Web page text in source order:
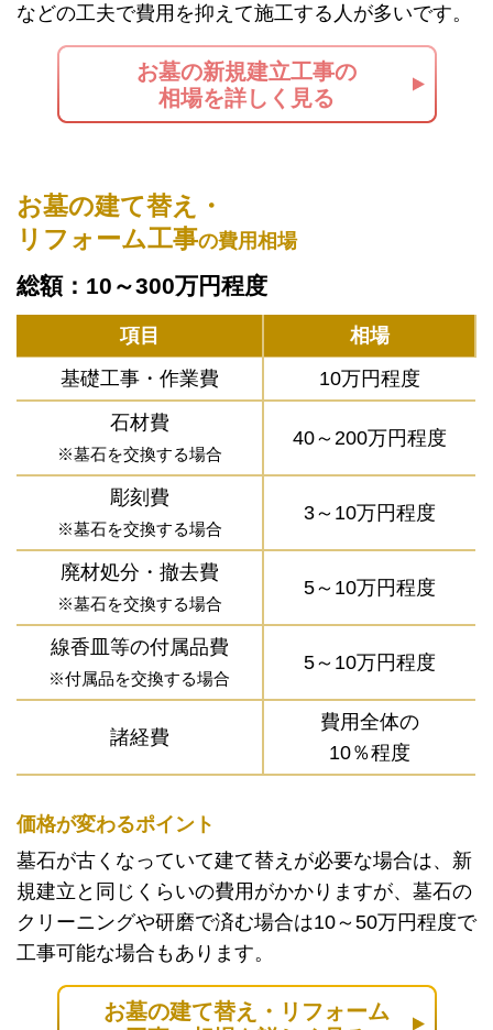
などの工夫で費用を抑えて施工する人が多いです。
お墓の新規建立工事の
相場を詳しく見る
お墓の建て替え・
リフォーム工事の費用相場
総額：10～300万円程度
項目
相場
基礎工事・作業費
10万円程度
石材費
※墓石を交換する場合
40～200万円程度
彫刻費
※墓石を交換する場合
3～10万円程度
廃材処分・撤去費
※墓石を交換する場合
5～10万円程度
線香皿等の付属品費
※付属品を交換する場合
5～10万円程度
諸経費
費用全体の
10％程度
価格が変わるポイント
墓石が古くなっていて建て替えが必要な場合は、新
規建立と同じくらいの費用がかかりますが、墓石の
クリーニングや研磨で済む場合は10～50万円程度で
工事可能な場合もあります。
お墓の建て替え・リフォーム